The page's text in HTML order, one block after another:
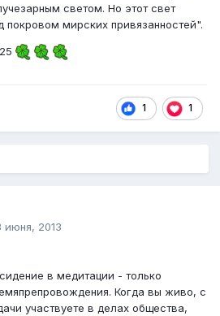
светом. Но этот свет
покровом мирских привязанностей".
1 1
июня, 2013
в медитации - только
Когда вы живо, с
участвуете в делах общества,